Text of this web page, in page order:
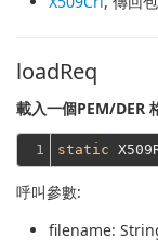
loadReq
載入一個PEM/DER
1 static
呼叫參數:
filename: